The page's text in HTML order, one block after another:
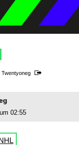
Twentyoneg
02:55